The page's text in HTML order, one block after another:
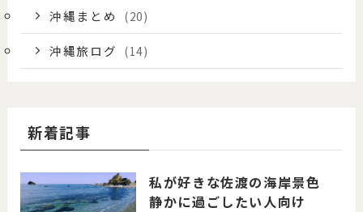
沖縄まとめ (20)
沖縄旅ログ (14)
新着記事
私が好きな佐渡の海岸景色
静かに過ごしたい人向け